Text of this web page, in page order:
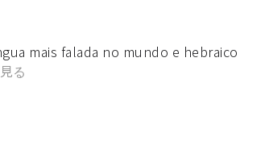
mais falada no mundo e hebraico
る